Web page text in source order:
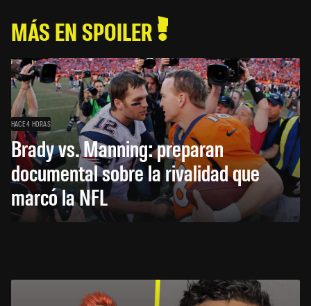
MÁS EN SPOILER
HACE 4 HORAS
Brady vs. Manning: preparan
documental sobre la rivalidad que
marcó la NFL